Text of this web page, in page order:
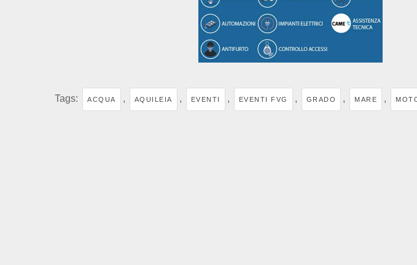
Tags: ACQUA , AQUILEIA , EVENTI , EVENTI FVG , GRADO , MARE ,